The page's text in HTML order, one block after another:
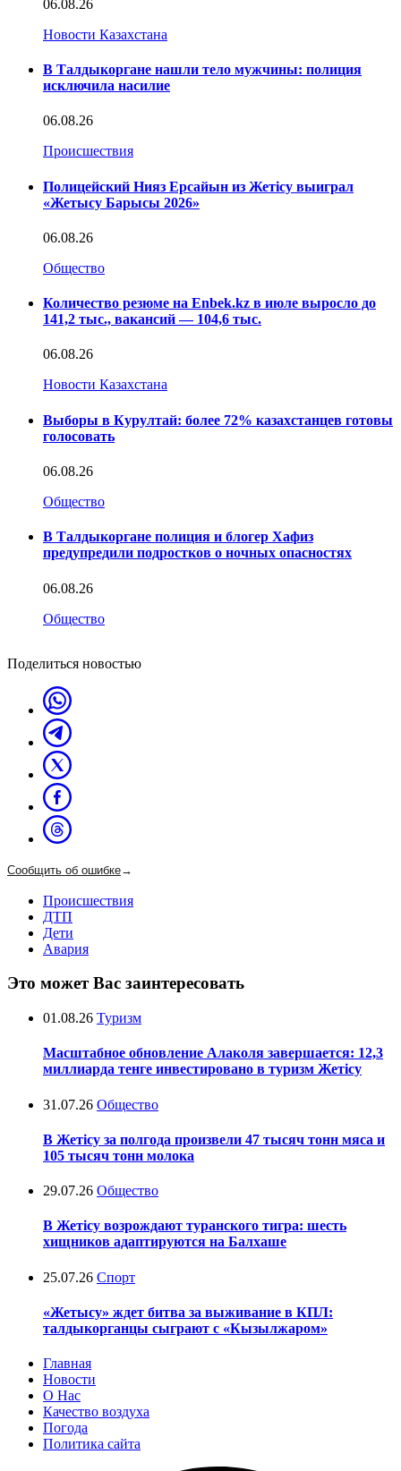
06.08.26
Новости Казахстана
В Талдыкоргане нашли тело мужчины: полиция
исключила насилие
06.08.26
Происшествия
Полицейский Нияз Ерсайын из Жетісу выиграл
«Жетысу Барысы 2026»
06.08.26
Общество
Количество резюме на Enbek.kz в июле выросло до
141,2 тыс., вакансий — 104,6 тыс.
06.08.26
Новости Казахстана
Выборы в Курултай: более 72% казахстанцев готовы
голосовать
06.08.26
Общество
В Талдыкоргане полиция и блогер Хафиз
предупредили подростков о ночных опасностях
06.08.26
Общество
Поделиться новостью
Сообщить об ошибке→
Происшествия
ДТП
Дети
Авария
Это может Вас заинтересовать
01.08.26 Туризм
Масштабное обновление Алаколя завершается: 12,3
миллиарда тенге инвестировано в туризм Жетісу
31.07.26 Общество
В Жетісу за полгода произвели 47 тысяч тонн мяса и
105 тысяч тонн молока
29.07.26 Общество
В Жетісу возрождают туранского тигра: шесть
хищников адаптируются на Балхаше
25.07.26 Спорт
«Жетысу» ждет битва за выживание в КПЛ:
талдыкорганцы сыграют с «Кызылжаром»
Главная
Новости
О Нас
Качество воздуха
Погода
Политика сайта